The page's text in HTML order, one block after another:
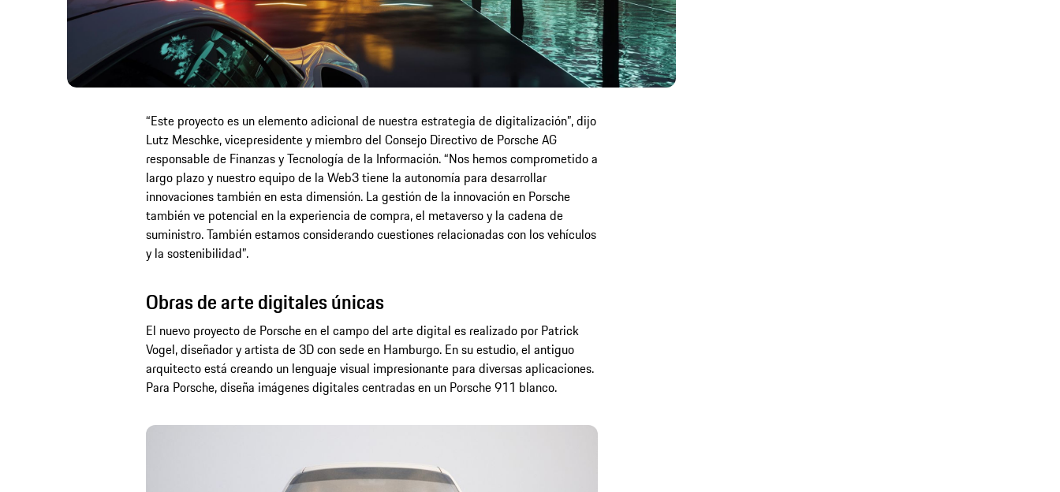
“Este proyecto es un elemento adicional de nuestra estrategia de digitalización”, dijo
Lutz Meschke, vicepresidente y miembro del Consejo Directivo de Porsche AG
responsable de Finanzas y Tecnología de la Información. “Nos hemos comprometido a
largo plazo y nuestro equipo de la Web3 tiene la autonomía para desarrollar
innovaciones también en esta dimensión. La gestión de la innovación en Porsche
también ve potencial en la experiencia de compra, el metaverso y la cadena de
suministro. También estamos considerando cuestiones relacionadas con los vehículos
y la sostenibilidad”.
Obras de arte digitales únicas
El nuevo proyecto de Porsche en el campo del arte digital es realizado por Patrick
Vogel, diseñador y artista de 3D con sede en Hamburgo. En su estudio, el antiguo
arquitecto está creando un lenguaje visual impresionante para diversas aplicaciones.
Para Porsche, diseña imágenes digitales centradas en un Porsche 911 blanco.